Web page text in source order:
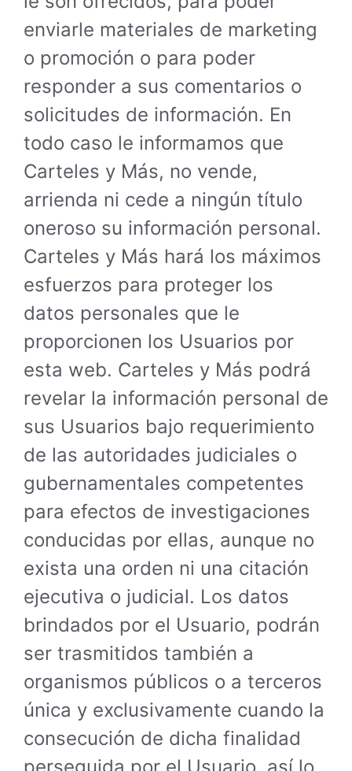
enviarle materiales de marketing
o promoción o para poder
responder a sus comentarios o
solicitudes de información. En
todo caso le informamos que
Carteles y Más, no vende,
arrienda ni cede a ningún título
oneroso su información personal.
Carteles y Más hará los máximos
esfuerzos para proteger los
datos personales que le
proporcionen los Usuarios por
esta web. Carteles y Más podrá
revelar la información personal de
sus Usuarios bajo requerimiento
de las autoridades judiciales o
gubernamentales competentes
para efectos de investigaciones
conducidas por ellas, aunque no
exista una orden ni una citación
ejecutiva o judicial. Los datos
brindados por el Usuario, podrán
ser trasmitidos también a
organismos públicos o a terceros
única y exclusivamente cuando la
consecución de dicha finalidad